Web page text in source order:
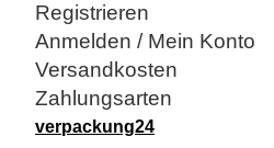
Registrieren
Anmelden / Mein Konto
Versandkosten
Zahlungsarten
verpackung24